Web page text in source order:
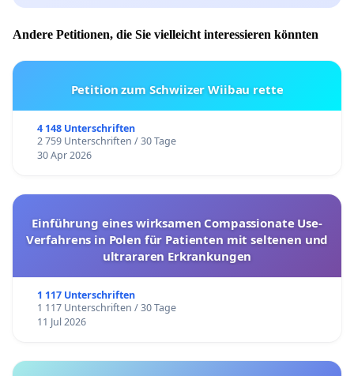
Andere Petitionen, die Sie vielleicht interessieren könnten
Petition zum Schwiizer Wiibau rette
4 148 Unterschriften
2 759 Unterschriften / 30 Tage
30 Apr 2026
Einführung eines wirksamen Compassionate Use-
Verfahrens in Polen für Patienten mit seltenen und
ultrararen Erkrankungen
1 117 Unterschriften
1 117 Unterschriften / 30 Tage
11 Jul 2026